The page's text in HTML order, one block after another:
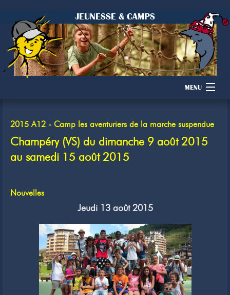
JEUNESSE & CAMPS
MENU
Camps
Dons
Inscription
Newsletter
Liens
Contacts
2015 A12 - Camp les aventuriers de la marche suspendue
Champéry (VS) du dimanche 9 août 2015
au samedi 15 août 2015
Nouvelles
Jeudi 13 août 2015